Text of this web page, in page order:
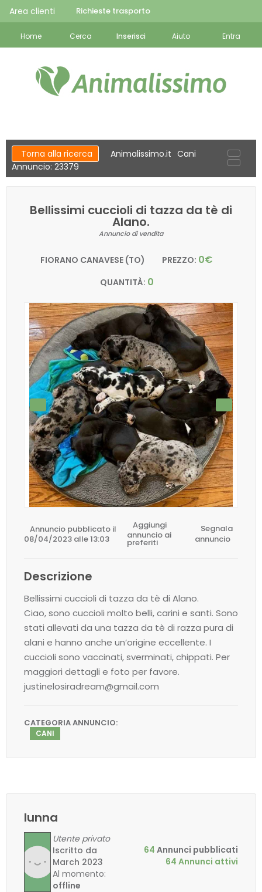
Area clienti Richieste trasporto
Home Cerca Inserisci Aiuto Entra
Torna alla ricerca Animalissimo.it Cani
Annuncio: 23379
Bellissimi cuccioli di tazza da tè di
Alano.
Annuncio di vendita
FIORANO CANAVESE (TO) PREZZO: 0€
QUANTITÀ: 0
Annuncio pubblicato il
08/04/2023 alle 13:03
Aggiungi
annuncio ai
preferiti
Segnala
annuncio
Descrizione
Bellissimi cuccioli di tazza da tè di Alano.
Ciao, sono cuccioli molto belli, carini e santi. Sono
stati allevati da una tazza da tè di razza pura di
alani e hanno anche un’origine eccellente. I
cuccioli sono vaccinati, sverminati, chippati. Per
maggiori dettagli e foto per favore.
justinelosiradream@gmail.com
CATEGORIA ANNUNCIO:
CANI
lunna
Utente privato
Iscritto da
March 2023
Al momento:
offline
64 Annunci pubblicati
64 Annunci attivi